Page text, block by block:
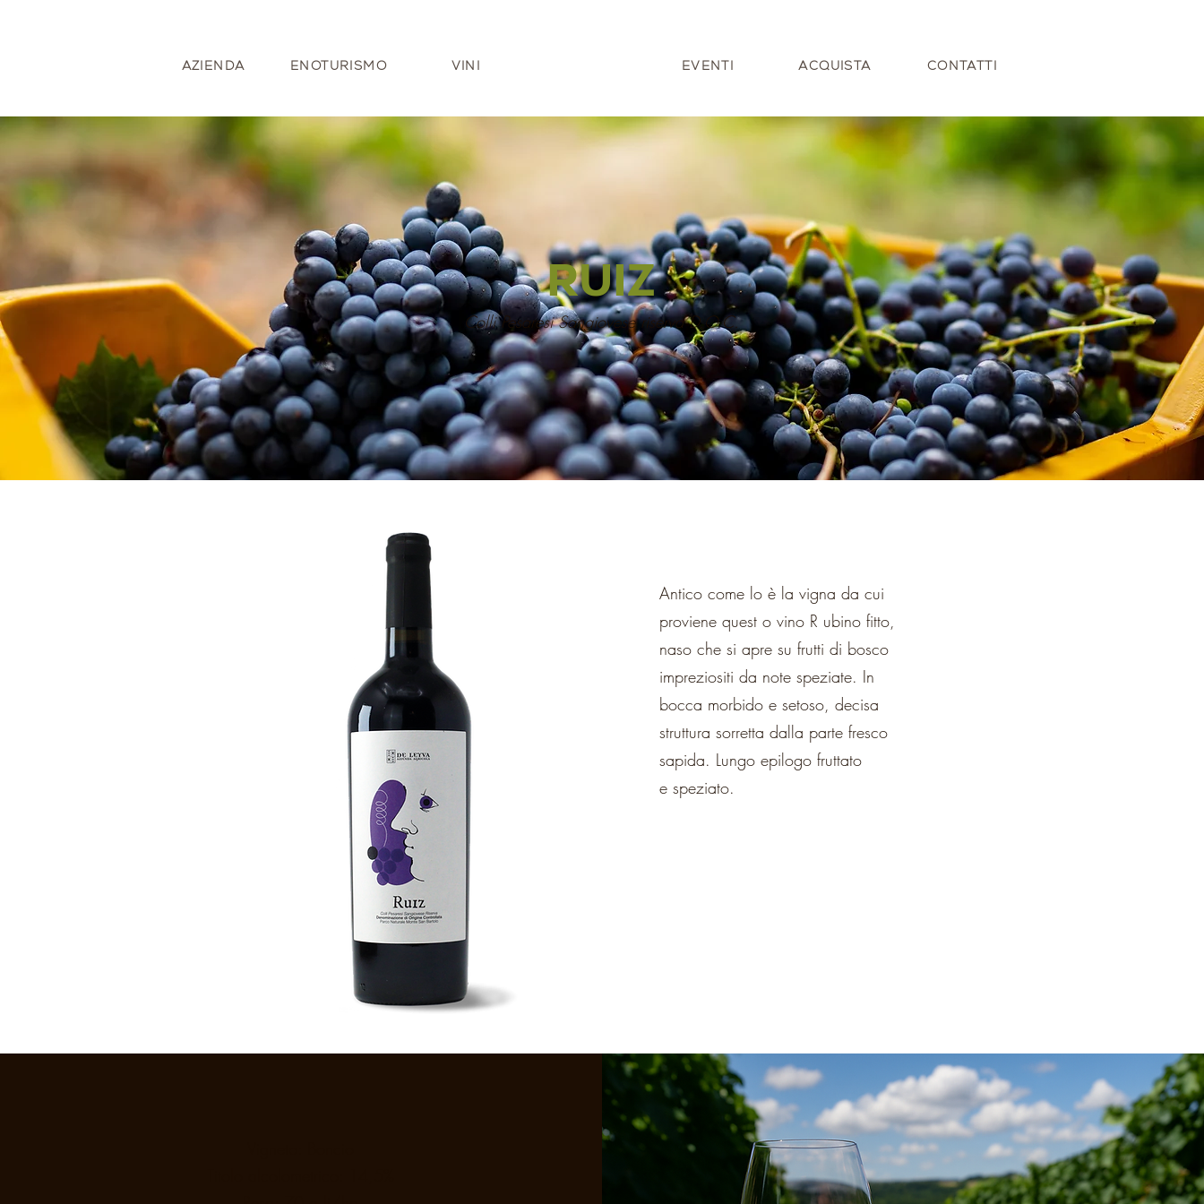
AZIENDA ENOTURISMO VINI EVENTI ACQUISTA CONTATTI
RUIZ
Colli Pesaresi Sangiovese riserva D.O.C.
Antico come lo è la vigna da cui
proviene quest o vino R ubino fitto,
naso che si apre su frutti di bosco
impreziositi da note speziate. In
bocca morbido e setoso, decisa
struttura sorretta dalla parte fresco
sapida. Lungo epilogo fruttato
e speziato.